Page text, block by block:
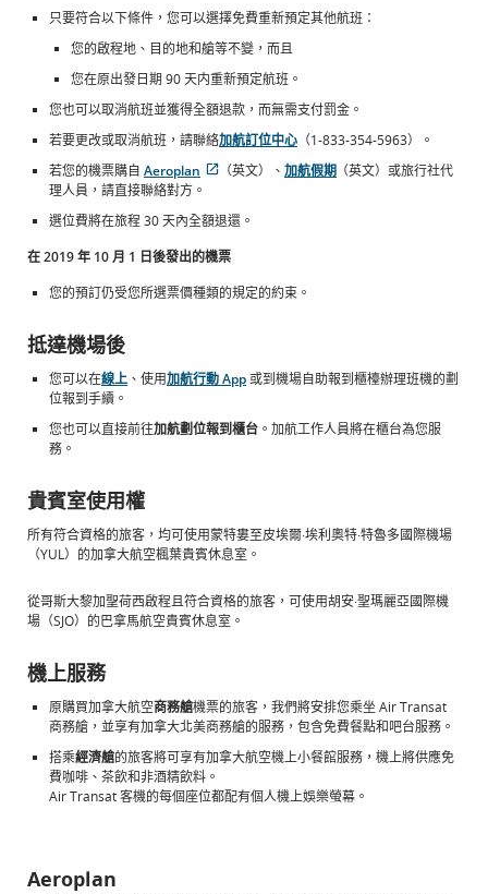
只要符合以下條件，您可以選擇免費重新預定其他航班：
您的啟程地、目的地和艙等不變，而且
您在原出發日期 90 天内重新預定航班。
您也可以取消航班並獲得全額退款，而無需支付罰金。
若要更改或取消航班，請聯絡加航訂位中心 （1-833-354-5963）。
若您的機票購自 Aeroplan
開
新
視
窗
網
站
可
能
不
障
指
南
守
我
的
語
（英文）、 加航假期（英文）或旅行社代
理人員，請直接聯絡對方。
選位費將在旅程 30 天內全額退還。
在 2019 年 10 月 1 日後發出的機票
您的預訂仍受您所選票價種類的規定的約束。
抵達機場後
您可以在線上 、使用加航行動 App或到機場自助報到櫃檯辦理班機的劃
位報到手續。
您也可以直接前往加航劃位報到櫃台 。加航工作人員將在櫃台為您服
務。
貴賓室使用權
所有符合資格的旅客，均可使用蒙特婁至皮埃爾·埃利奧特·特魯多國際機場
（YUL）的加拿大航空楓葉貴賓休息室。
從哥斯大黎加聖荷西啟程且符合資格的旅客，可使用胡安·聖瑪麗亞國際機
場（SJO）的巴拿馬航空貴賓休息室。
機上服務
原購買加拿大航空商務艙機票的旅客，我們將安排您乘坐 Air Transat
商務艙，並享有加拿大北美商務艙的服務，包含免費餐點和吧台服務。
搭乘經濟艙的旅客將可享有加拿大航空機上小餐館服務，機上將供應免
費咖啡、茶飲和非酒精飲料。
Air Transat 客機的每個座位都配有個人機上娛樂螢幕。
Aeroplan